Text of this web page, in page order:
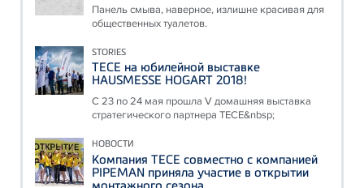
Панель смыва, наверное, излишне красивая для
общественных туалетов.
STORIES
ТЕСЕ на юбилейной выставке
HAUSMESSE HOGART 2018!
С 23 по 24 мая прошла V домашняя выставка
стратегического партнера ТЕСЕ&nbsp;
НОВОСТИ
Компания ТЕСЕ совместно с компанией
PIPEMAN приняла участие в открытии
монтажного сезона